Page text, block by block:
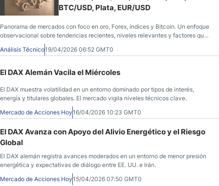
BTC/USD, Plata, EUR/USD
Panorama de mercados con foco en oro, Forex, índices y Bitcoin. Un enfoque
observacional sobre tendencias recientes, niveles relevantes y factores que
influyen en el comportamiento actual.
Análisis Técnico19/04/2026 06:52 GMT0
El DAX Alemán Vacila el Miércoles
El DAX muestra volatilidad en un entorno dominado por tipos de interés,
energía y titulares globales. El mercado vigila niveles técnicos clave.
Mercado de Acciones Hoy16/04/2026 10:23 GMT0
El DAX Avanza con Apoyo del Alivio Energético y el Riesgo
Global
El DAX alemán registra avances moderados en un entorno de menor presión
energética y expectativas de diálogo entre EE. UU. e Irán.
Mercado de Acciones Hoy15/04/2026 07:50 GMT0